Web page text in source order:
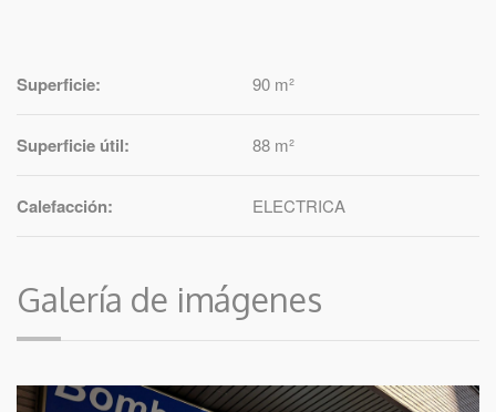
Superficie: 90 m²
Superficie útil: 88 m²
Calefacción: ELECTRICA
Galería de imágenes